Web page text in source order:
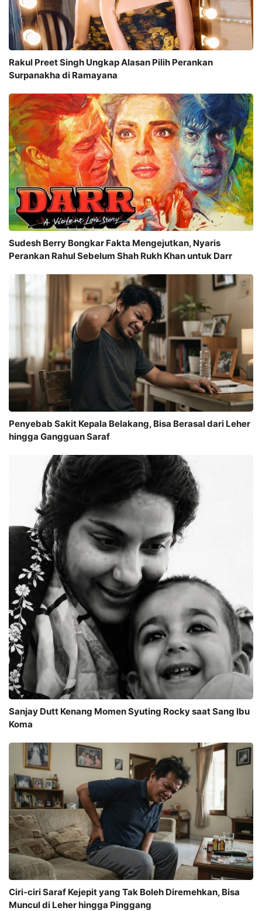
Rakul Preet Singh Ungkap Alasan Pilih Perankan
Surpanakha di Ramayana
Sudesh Berry Bongkar Fakta Mengejutkan, Nyaris
Perankan Rahul Sebelum Shah Rukh Khan untuk Darr
Penyebab Sakit Kepala Belakang, Bisa Berasal dari Leher
hingga Gangguan Saraf
Sanjay Dutt Kenang Momen Syuting Rocky saat Sang Ibu
Koma
Ciri-ciri Saraf Kejepit yang Tak Boleh Diremehkan, Bisa
Muncul di Leher hingga Pinggang